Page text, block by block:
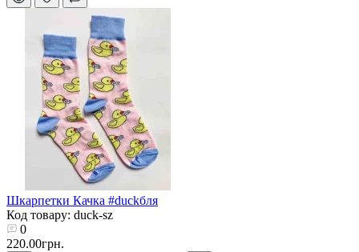
Шкарпетки Качка #duckбля
Код товару: duck-sz
0
220.00грн.